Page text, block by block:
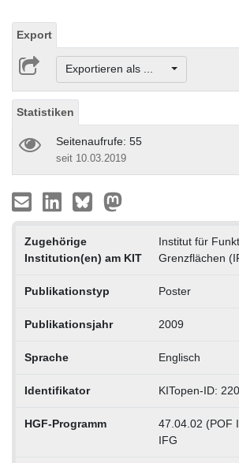
Export
Exportieren als ...
Statistiken
Seitenaufrufe: 55
seit 10.03.2019
Zugehörige
Institution(en) am KIT
Institut für
Grenzflächen
Publikationstyp Poster
Publikationsjahr 2009
Sprache Englisch
Identifikator KITopen-ID:
HGF-Programm
47.04.02 (POF
IFG